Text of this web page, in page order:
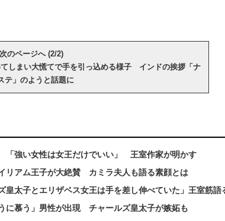
次のページへ (2/2)
しまい大慌てで手を引っ込める様子 インドの挨拶「ナ
テ」のようと話題に
強い女性は女王だけでいい」 王室作家が明かす
リアム王子が大絶賛 カミラ夫人も語る素顔とは
太子とエリザベス女王は手を差し伸べていた」王室筋語
に慕う」男性が出現 チャールズ皇太子が嫉妬も